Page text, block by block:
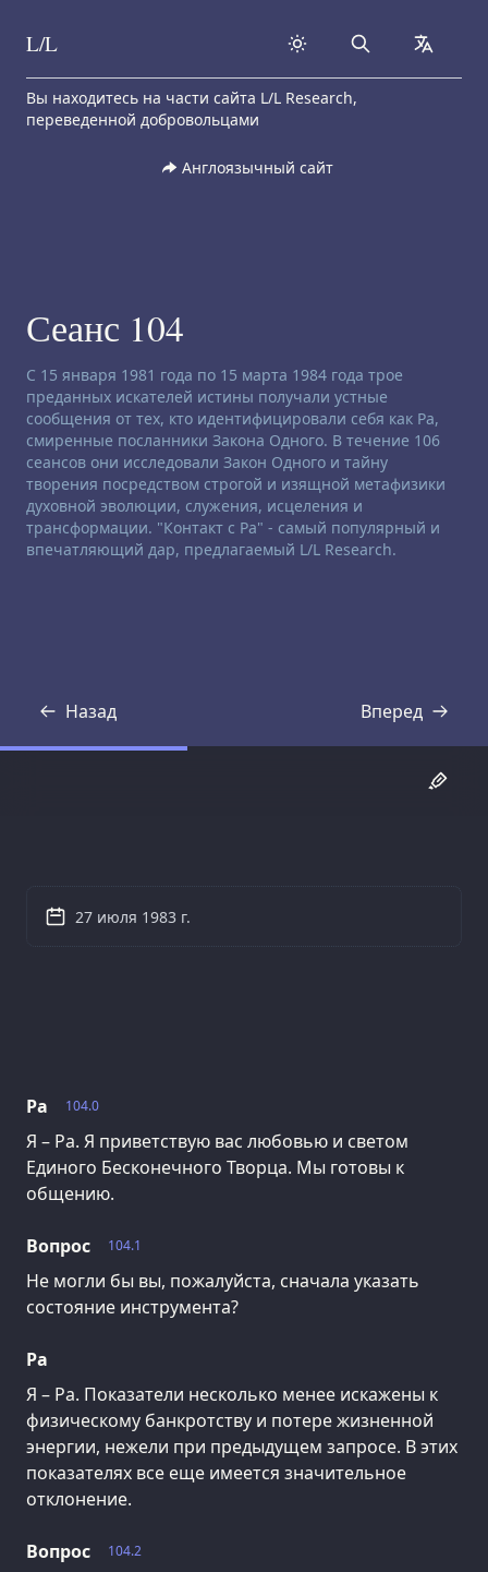
Skip to content
L/L Search
Вы находитесь на части сайта L/L Research,
переведенной добровольцами
Англоязычный сайт
Сеанс 104
Заявление об отказе от ответственности:
С 15 января 1981 года по 15 марта 1984 года трое
преданных искателей истины получали устные
сообщения от тех, кто идентифицировали себя как Ра,
смиренные посланники Закона Одного. В течение 106
сеансов они исследовали Закон Одного и тайну
творения посредством строгой и изящной метафизики
духовной эволюции, служения, исцеления и
трансформации. "Контакт с Ра" - самый популярный и
впечатляющий дар, предлагаемый L/L Research.
Назад
Стенограмма Вперед
Стенограмма
104.0
Ра
Я – Ра. Я приветствую вас любовью и светом
Единого Бесконечного Творца. Мы готовы к
общению.
104.1
Вопрос
Не могли бы вы, пожалуйста, сначала указать
состояние инструмента?
Ра
Я – Ра. Показатели несколько менее искажены к
физическому банкротству и потере жизненной
энергии, нежели при предыдущем запросе. В этих
показателях все еще имеется значительное
отклонение.
104.2
Вопрос
27 июля 1983 г.